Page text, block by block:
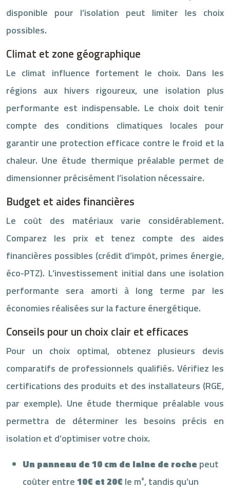
disponible pour l’isolation peut limiter les choix
possibles.
Climat et zone géographique
Le climat influence fortement le choix. Dans les
régions aux hivers rigoureux, une isolation plus
performante est indispensable. Le choix doit tenir
compte des conditions climatiques locales pour
garantir une protection efficace contre le froid et la
chaleur. Une étude thermique préalable permet de
dimensionner précisément l’isolation nécessaire.
Budget et aides financières
Le coût des matériaux varie considérablement.
Comparez les prix et tenez compte des aides
financières possibles (crédit d’impôt, primes énergie,
éco-PTZ). L’investissement initial dans une isolation
performante sera amorti à long terme par les
économies réalisées sur la facture énergétique.
Conseils pour un choix clair et efficaces
Pour un choix optimal, obtenez plusieurs devis
comparatifs de professionnels qualifiés. Vérifiez les
certifications des produits et des installateurs (RGE,
par exemple). Une étude thermique préalable vous
permettra de déterminer les besoins précis en
isolation et d’optimiser votre choix.
Un panneau de 10 cm de laine de roche peut
coûter entre10€ et 20€ le m², tandis qu’un